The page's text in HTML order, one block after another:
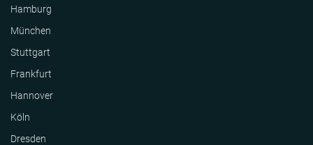
Hamburg
München
Stuttgart
Frankfurt
Hannover
Köln
Dresden